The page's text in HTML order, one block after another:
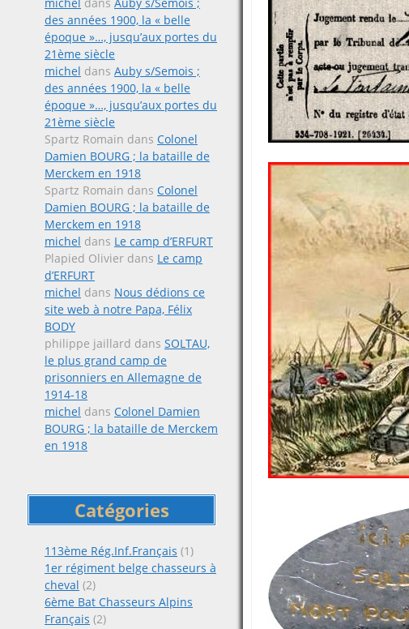
des années 1900, la « belle
époque »…, jusqu’aux portes du
21ème siècle
michel dans Auby s/Semois ;
des années 1900, la « belle
époque »…, jusqu’aux portes du
21ème siècle
Spartz Romain dans Colonel
Damien BOURG ; la bataille de
Merckem en 1918
Spartz Romain dans Colonel
Damien BOURG ; la bataille de
Merckem en 1918
michel dans Le camp d’ERFURT
Plapied Olivier dans Le camp
d’ERFURT
michel dans Nous dédions ce
site web à notre Papa, Félix
BODY
philippe jaillard dans SOLTAU,
le plus grand camp de
prisonniers en Allemagne de
1914-18
michel dans Colonel Damien
BOURG ; la bataille de Merckem
en 1918
Catégories
113ème Rég.Inf.Français (1)
1er régiment belge chasseurs à
cheval (2)
6ème Bat Chasseurs Alpins
Français (2)